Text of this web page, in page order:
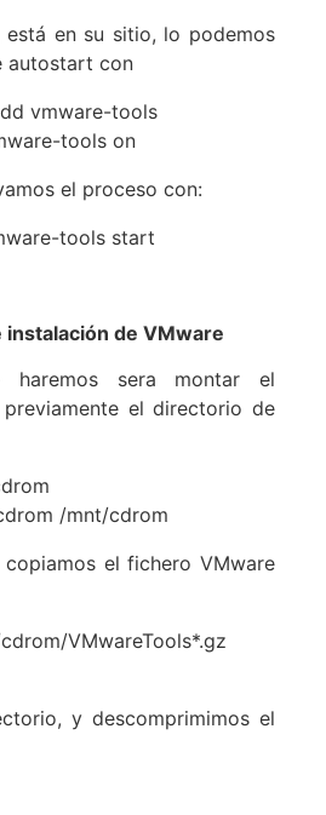
está en su sitio, lo podemos
autostart con
vmware-tools
tools on
el proceso con:
tools start
instalación de VMware
haremos sera montar el
previamente el directorio de
/mnt/cdrom
el fichero VMware
VMwareTools*.gz
y descomprimimos el